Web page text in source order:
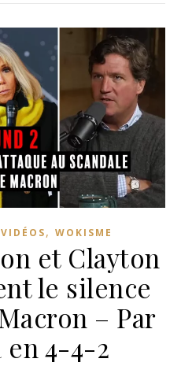
VIDÉOS, WOKISME
et Clayton
le silence
– Par
en 4-4-2